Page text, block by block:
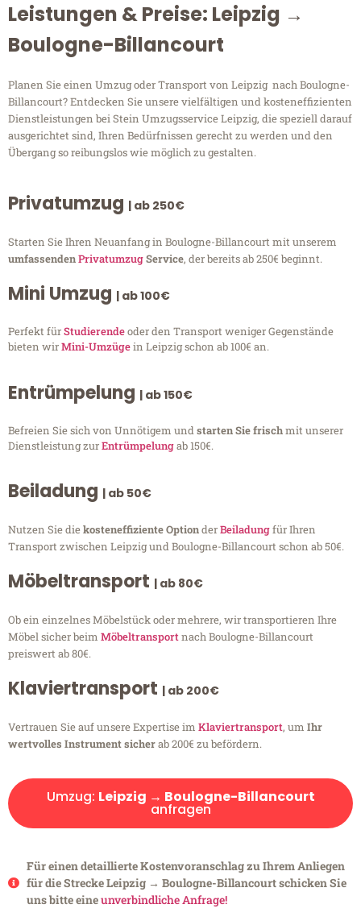
Leistungen & Preise: Leipzig →
Boulogne-Billancourt
Planen Sie einen Umzug oder Transport von Leipzig nach Boulogne-
Billancourt? Entdecken Sie unsere vielfältigen und kosteneffizienten
Dienstleistungen bei Stein Umzugsservice Leipzig, die speziell darauf
ausgerichtet sind, Ihren Bedürfnissen gerecht zu werden und den
Übergang so reibungslos wie möglich zu gestalten.
Privatumzug | ab 250€
Starten Sie Ihren Neuanfang in Boulogne-Billancourt mit unserem
umfassendenPrivatumzugService, der bereits ab 250€ beginnt.
Mini Umzug | ab 100€
Perfekt fürStudierendeoder den Transport weniger Gegenstände
bieten wirMini-Umzügein Leipzig schon ab 100€ an.
Entrümpelung | ab 150€
Befreien Sie sich von Unnötigem undstarten Sie frischmit unserer
Dienstleistung zurEntrümpelungab 150€.
Beiladung | ab 50€
Nutzen Sie diekosteneffiziente OptionderBeiladungfür Ihren
Transport zwischen Leipzig und Boulogne-Billancourt schon ab 50€.
Möbeltransport | ab 80€
Ob ein einzelnes Möbelstück oder mehrere, wir transportieren Ihre
Möbel sicher beim Möbeltransportnach Boulogne-Billancourt
preiswert ab 80€.
Klaviertransport | ab 200€
Vertrauen Sie auf unsere Expertise im Klaviertransport, um Ihr
wertvolles Instrument sicherab 200€ zu befördern.
Umzug: Leipzig → Boulogne-Billancourt
anfragen
Für einen detaillierte Kostenvoranschlag zu Ihrem Anliegen
für die Strecke Leipzig → Boulogne-Billancourt schicken Sie
uns bitte eineunverbindliche Anfrage!